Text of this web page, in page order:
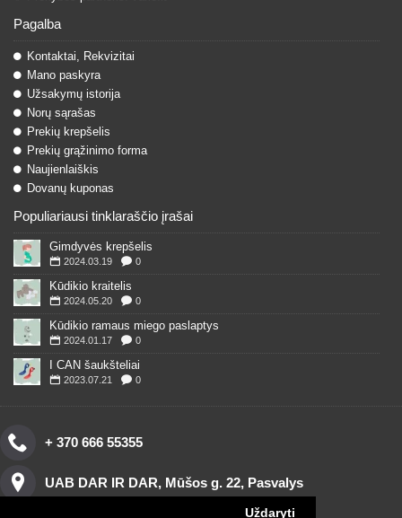
Uždaryti
Pagalba
Kontaktai, Rekvizitai
Mano paskyra
Užsakymų istorija
Norų sąrašas
Prekių krepšelis
Prekių grąžinimo forma
Naujienlaiškis
Dovanų kuponas
Populiariausi tinklaraščio įrašai
Gimdyvės krepšelis
2024.03.19 0
Kūdikio kraitelis
2024.05.20 0
Kūdikio ramaus miego paslaptys
2024.01.17 0
I CAN šaukšteliai
2023.07.21 0
+ 370 666 55355
UAB DAR IR DAR, Mūšos g. 22, Pasvalys